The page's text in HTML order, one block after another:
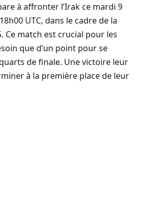
à affronter l’Irak ce mardi 9
UTC, dans le cadre de la
Ce match est crucial pour les
que d’un point pour se
de finale. Une victoire leur
à la première place de leur